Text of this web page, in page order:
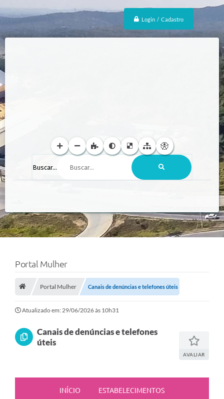
Login / Cadastro
Buscar...
Portal Mulher
Portal Mulher Canais de denúncias e telefones úteis
Atualizado em: 29/06/2026 às 10h31
Canais de denúncias e telefones
úteis
AVALIAR
INÍCIO ESTABELECIMENTOS